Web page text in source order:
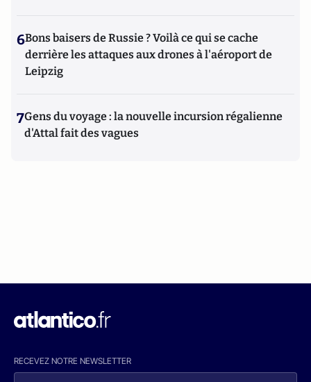
6Bons baisers de Russie ? Voilà ce qui se cache
derrière les attaques aux drones à l'aéroport de
Leipzig
7Gens du voyage : la nouvelle incursion régalienne
d'Attal fait des vagues
RECEVEZ NOTRE NEWSLETTER